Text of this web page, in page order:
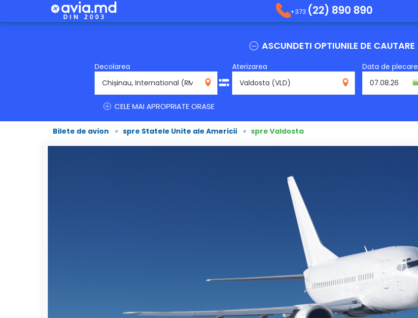
+373 (22) 890 890
ASCUNDETI OPTIUNILE DE CAUTARE
Decolarea
RMO
Aterizarea
Data de plecare
CELE MAI APROPRIATE ORASE
Bilete de avion » spre Statele Unite ale Americii » spre Valdosta